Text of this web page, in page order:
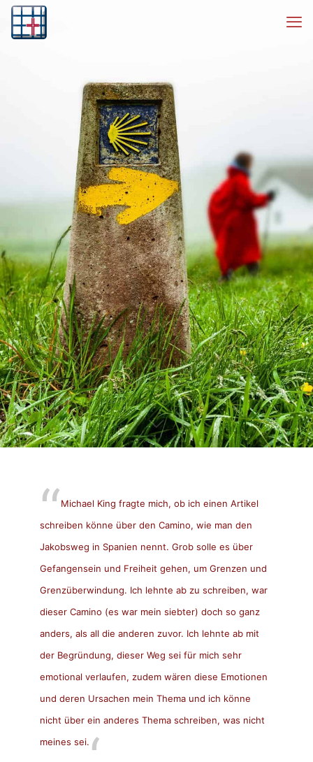
Michael King fragte mich, ob ich einen Artikel
schreiben könne über den Camino, wie man den
Jakobsweg in Spanien nennt. Grob solle es über
Gefangensein und Freiheit gehen, um Grenzen und
Grenzüberwindung. Ich lehnte ab zu schreiben, war
dieser Camino (es war mein siebter) doch so ganz
anders, als all die anderen zuvor. Ich lehnte ab mit
der Begründung, dieser Weg sei für mich sehr
emotional verlaufen, zudem wären diese Emotionen
und deren Ursachen mein Thema und ich könne
nicht über ein anderes Thema schreiben, was nicht
meines sei.